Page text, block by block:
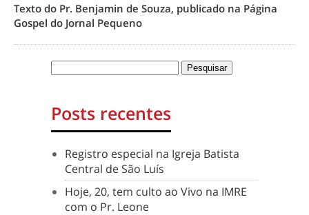
Texto do Pr. Benjamin de Souza, publicado na Página
Gospel do Jornal Pequeno
Posts recentes
Registro especial na Igreja Batista
Central de São Luís
Hoje, 20, tem culto ao Vivo na IMRE
com o Pr. Leone